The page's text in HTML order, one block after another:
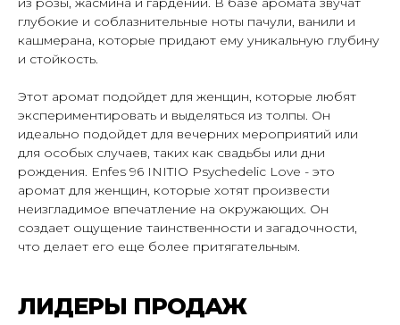
глубокие и соблазнительные ноты пачули, ванили и
кашмерана, которые придают ему уникальную глубину
и стойкость.
Этот аромат подойдет для женщин, которые любят
экспериментировать и выделяться из толпы. Он
идеально подойдет для вечерних мероприятий или
для особых случаев, таких как свадьбы или дни
рождения. Enfes 96 INITIO Psychedelic Love - это
аромат для женщин, которые хотят произвести
неизгладимое впечатление на окружающих. Он
создает ощущение таинственности и загадочности,
что делает его еще более притягательным.
ЛИДЕРЫ ПРОДАЖ